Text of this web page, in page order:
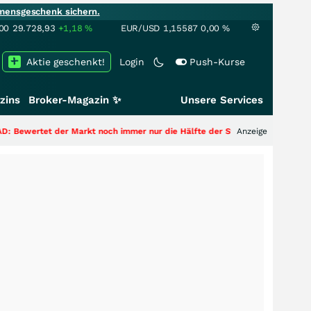
sichern.
29.728,93 +1,18% EUR/USD 1,15587 0,00 %
Login Push-Kurse
Aktie geschenkt!
Broker-Magazin ✨ Unsere Services
der Markt noch immer nur die Hälfte der Story?+++ Anzeige